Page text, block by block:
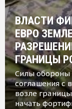
ВЛАСТИ
ЕВРО
ГРАНИЦЫ
Силы обороны
соглашения с
возле
начать